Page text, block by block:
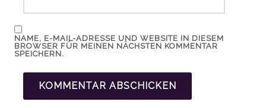
NAME, E-MAIL-ADRESSE UND WEBSITE IN DIESEM
BROWSER FÜR MEINEN NÄCHSTEN KOMMENTAR
SPEICHERN.